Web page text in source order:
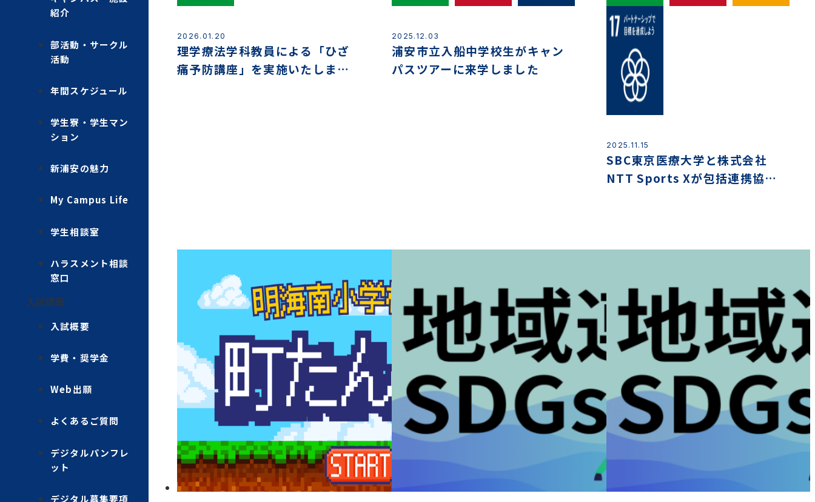
紹介
部活動・サークル
活動
年間スケジュール
学生寮・学生マン
ション
新浦安の魅力
My Campus Life
学生相談室
ハラスメント相談
窓口
入試情報
入試概要
学費・奨学金
Web出願
よくあるご質問
デジタルパンフレ
ット
デジタル募集要項
2026.01.20
理学療法学科教員による「ひざ
痛予防講座」を実施いたしまし
2025.12.03
浦安市立入船中学校生がキャン
パスツアーに来学しました
2025.11.15
SBC東京医療大学と株式会社
NTT Sports Xが包括連携協定